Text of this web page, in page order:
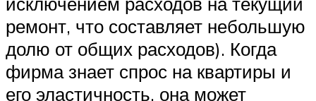
ремонт, что составляет небольшую
долю от общих расходов). Когда
фирма знает спрос на квартиры и
его эластичность, она может